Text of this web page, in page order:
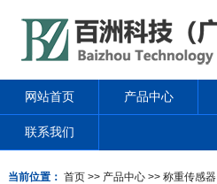
网站首页 产品中心
联系我们
当前位置： 首页 >> 产品中心>> 称重传感器